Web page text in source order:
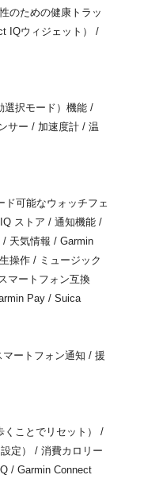
のための健康トラッ
IQウィジェット） /
選択モード）機能 /
サー / 加速度計 / 温
ド可能なウォッチフェ
ストア / 通知機能 /
天気情報 / Garmin
操作 / ミュージック
マートフォン互換
Pay / Suica
ートフォン通知 / 援
くことでリセット） /
定） / 消費カロリー
/ Garmin Connect